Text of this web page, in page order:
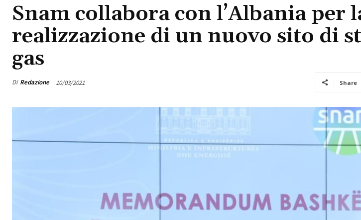
Snam collabora con l’Albania per
realizzazione di un nuovo sito di
gas
Di Redazione 10/03/2021 Share